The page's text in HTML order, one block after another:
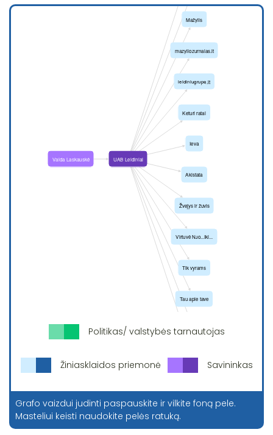
Politikas/ valstybės tarnautojas
Žiniasklaidos priemonė Savininkas
Grafo vaizdui judinti paspauskite ir vilkite foną pele.
Masteliui keisti naudokite pelės ratuką.